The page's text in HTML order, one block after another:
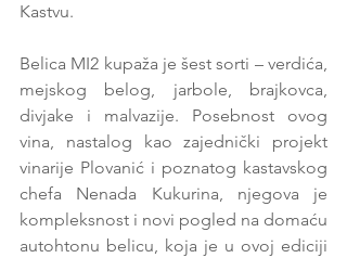
Kastvu.
Belica MI2 kupaža je šest sorti – verdića,
mejskog belog, jarbole, brajkovca,
divjake i malvazije. Posebnost ovog
vina, nastalog kao zajednički projekt
vinarije Plovanić i poznatog kastavskog
chefa Nenada Kukurina, njegova je
kompleksnost i novi pogled na domaću
autohtonu belicu, koja je u ovoj ediciji